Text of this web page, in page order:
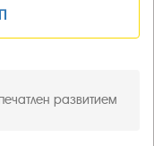
развитием